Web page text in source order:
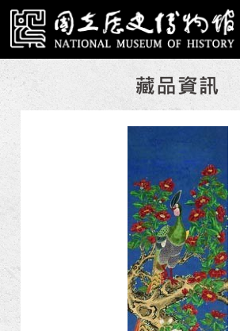
跳到主要內容
國立歷史博物館
網頁導覽